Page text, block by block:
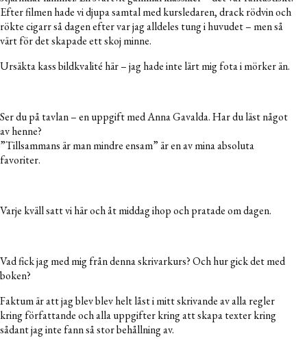
Efter filmen hade vi djupa samtal med kursledaren, drack rödvin och
rökte cigarr så dagen efter var jag alldeles tung i huvudet – men så
värt för det skapade ett skoj minne.
Ursäkta kass bildkvalité här – jag hade inte lärt mig fota i mörker än.
Ser du på tavlan – en uppgift med Anna Gavalda. Har du läst något
av henne?
”Tillsammans är man mindre ensam” är en av mina absoluta
favoriter.
Varje kväll satt vi här och åt middag ihop och pratade om dagen.
Vad fick jag med mig från denna skrivarkurs? Och hur gick det med
boken?
Faktum är att jag blev blev helt låst i mitt skrivande av alla regler
kring författande och alla uppgifter kring att skapa texter kring
sådant jag inte fann så stor behållning av.